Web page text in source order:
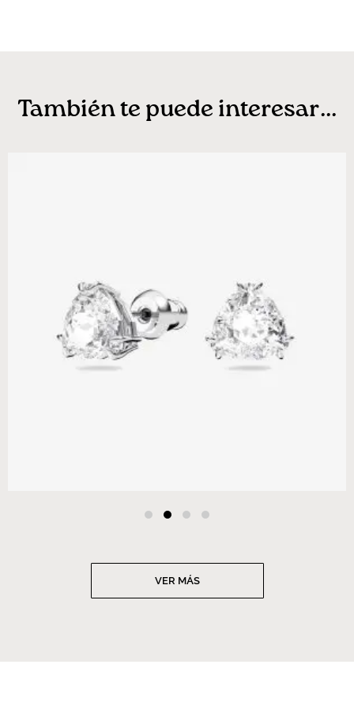
También te puede interesar...
VER MÁS